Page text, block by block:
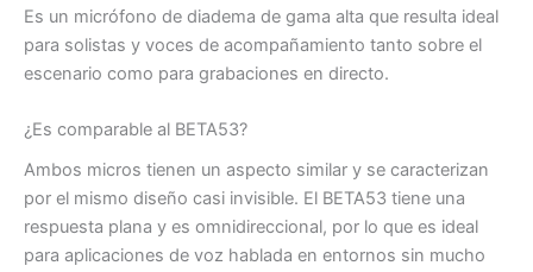
Es un micrófono de diadema de gama alta que resulta ideal
para solistas y voces de acompañamiento tanto sobre el
escenario como para grabaciones en directo.
¿Es comparable al BETA53?
Ambos micros tienen un aspecto similar y se caracterizan
por el mismo diseño casi invisible. El BETA53 tiene una
respuesta plana y es omnidireccional, por lo que es ideal
para aplicaciones de voz hablada en entornos sin mucho